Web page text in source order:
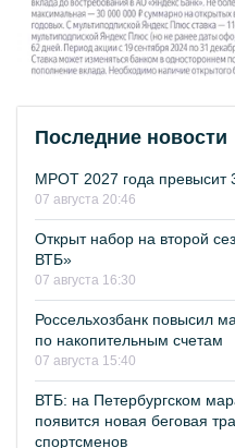
Последние новости
МРОТ 2027 года превысит
07 августа 20:46
Открыт набор на второй
ВТБ»
07 августа 16:30
Россельхозбанк повысил
по накопительным счетам
07 августа 15:40
ВТБ: на Петербургском
появится новая беговая
спортсменов